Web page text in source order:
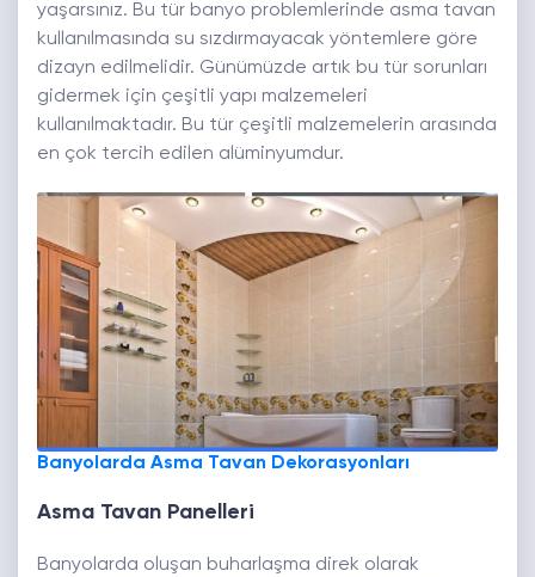
yaşarsınız. Bu tür banyo problemlerinde asma tavan
kullanılmasında su sızdırmayacak yöntemlere göre
dizayn edilmelidir. Günümüzde artık bu tür sorunları
gidermek için çeşitli yapı malzemeleri
kullanılmaktadır. Bu tür çeşitli malzemelerin arasında
en çok tercih edilen alüminyumdur.
Banyolarda Asma Tavan Dekorasyonları
Asma Tavan Panelleri
Banyolarda oluşan buharlaşma direk olarak